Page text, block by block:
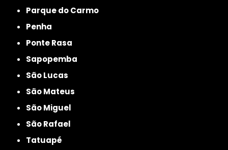
Parque do Carmo
Penha
Ponte Rasa
Sapopemba
São Lucas
São Mateus
São Miguel
São Rafael
Tatuapé